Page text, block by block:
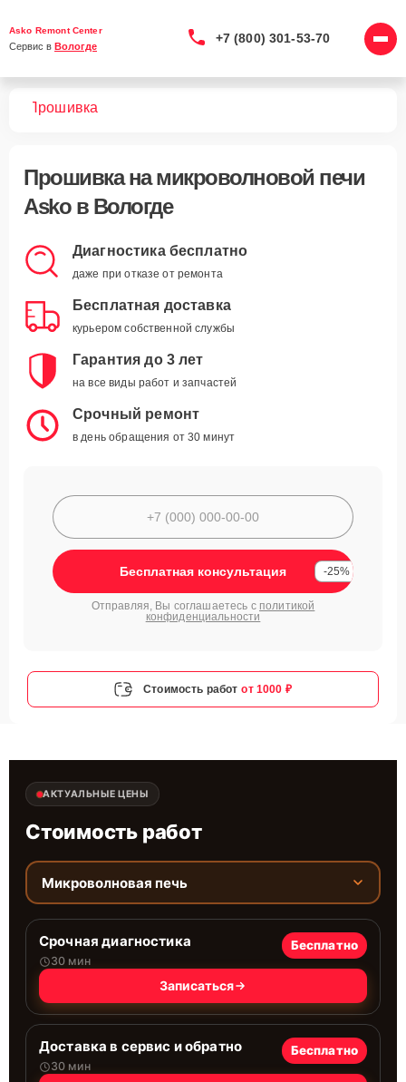
Asko Remont Center
Сервис в Вологде
+7 (800) 301-53-70
Прошивка
Прошивкана микроволновой печи
Asko в Вологде
Диагностика бесплатно
даже при отказе от ремонта
Бесплатная доставка
курьером собственной службы
Гарантия до 3 лет
на все виды работ и запчастей
Срочный ремонт
в день обращения от 30 минут
Бесплатная консультация -25%
Отправляя, Вы соглашаетесь с политикой
конфиденциальности
Стоимость работ от 1000 ₽
АКТУАЛЬНЫЕ ЦЕНЫ
Стоимость работ
Микроволновая печь
Срочная диагностика
30 мин
Бесплатно
Записаться
Доставка в сервис и обратно
30 мин
Бесплатно